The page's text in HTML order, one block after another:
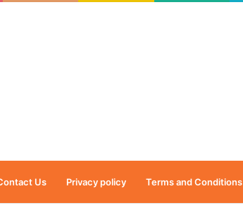
Us Privacy policy Terms and Conditions